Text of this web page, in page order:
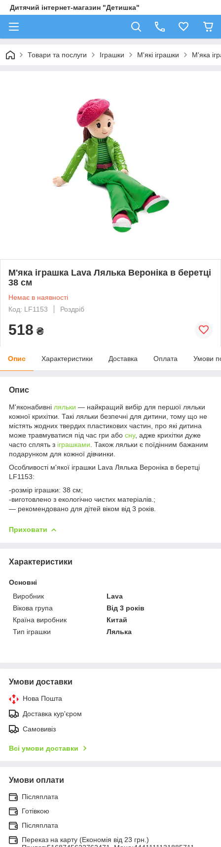
Дитячий інтернет-магазин "Детишка"
Товари та послуги Іграшки М'які іграшки М'яка
М'яка іграшка Lava Лялька Вероніка в беретці
38 см
Немає в наявності
Код: LF1153
Роздріб
518 ₴
Опис Характеристики Доставка Оплата Умови
Опис
М'яконабивні ляльки — найкращий вибір для першої ляльки
кожної крихітки. Такі ляльки безпечні для дитини, тому що не
містять жодних твердих пластикових частин, про які дитина
може травмуватися під час гри або сну, адже крихітки дуже
часто сплять з іграшками . Також ляльки є поїдінним бажаним
подарунком для кожної дівчинки.
Особливості м'якої іграшки Lava Лялька Вероніка в беретці
LF1153:
-розмір іграшки: 38 см;
-виготовлено з екологічно чистих матеріалів.;
— рекомендовано для дітей віком від 3 років.
Приховати
Характеристики
Основні
Виробник
Lava
Вікова група
Від 3 років
Країна виробник
Китай
Тип іграшки
Лялька
Умови доставки
Нова Пошта
Доставка кур'єром
Самовивіз
Всі умови доставки
Умови оплати
Післяплата
Готівкою
Післяплата
Переказ на карту (Економія від 23 грн.)